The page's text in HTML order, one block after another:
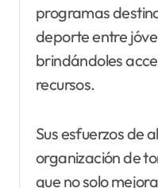
programas
deporte entre
brindándoles
recursos.
Sus esfuerzos de
organización de
que no solo